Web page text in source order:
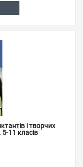
і творчих
11 класів